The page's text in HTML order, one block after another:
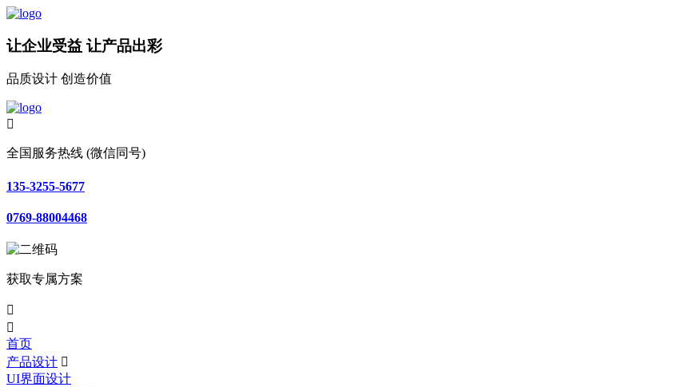
让企业受益 让产品出彩
品质设计 创造价值

全国服务热线 (微信同号)
135-3255-5677
0769-88004468
获取专属方案


首页
产品设计 
UI界面设计